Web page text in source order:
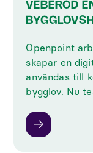
VEBERÖD
Openpoint
skapar en
användas till
bygglov. Nu